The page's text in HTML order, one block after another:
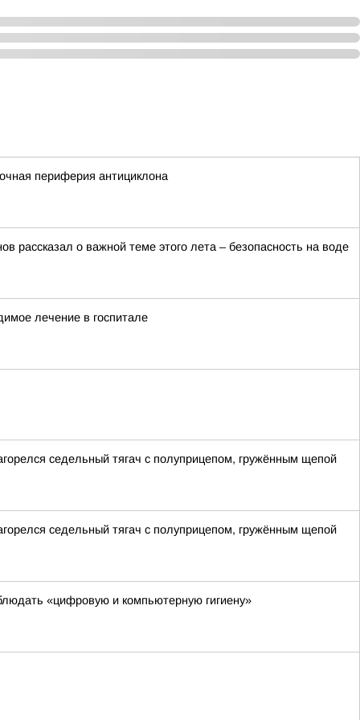
периферия антициклона
рассказал о важной теме этого лета – безопасность на воде
лечение в госпитале
седельный тягач с полуприцепом, гружённым щепой
седельный тягач с полуприцепом, гружённым щепой
«цифровую и компьютерную гигиену»